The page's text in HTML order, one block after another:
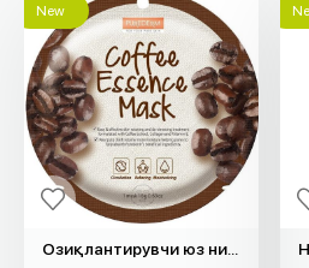
New
Озиқлантирувчи юз ниқоб "Purederm"